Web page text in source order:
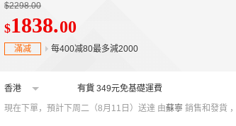
$2298.00
$1838.00
滿减 每400减80最多減2000
香港 有貨 349元免基礎運費
現在下單，預計下周二（8月11日）送達 由蘇寧 銷售和發貨